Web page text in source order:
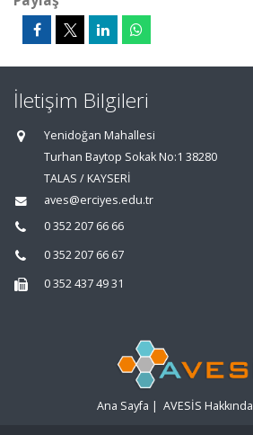
İletişim Bilgileri
Yenidoğan Mahallesi
Turhan Baytop Sokak No:1 38280
TALAS / KAYSERİ
aves@erciyes.edu.tr
0 352 207 66 66
0 352 207 66 67
0 352 437 49 31
Ana Sayfa | AVESİS Hakkında